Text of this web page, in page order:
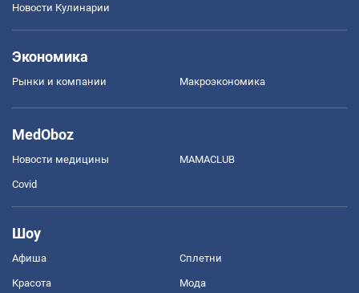
Новости Кулинарии
Экономика
Рынки и компании Mакроэкономика
MedOboz
Новости медицины MAMACLUB
Covid
Шоу
Афиша Сплетни
Красота Мода